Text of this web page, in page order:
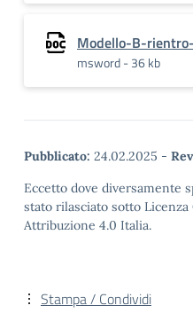
Modello-B-
msword - 36 kb
Pubblicato: 24.02.2025 -
Eccetto dove diversamente
stato rilasciato sotto
Attribuzione 4.0 Italia.
Stampa / Condividi